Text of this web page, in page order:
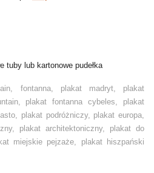
tuby lub kartonowe pudełka
fontanna, plakat madryt, plakat
plakat fontanna cybeles, plakat
plakat podróżniczy, plakat europa,
plakat architektoniczny, plakat do
miejskie pejzaże, plakat hiszpański